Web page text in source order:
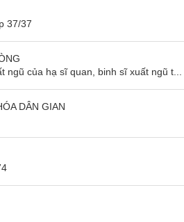
37/37
ngũ của hạ sĩ quan, binh sĩ xuất ngũ t...
DÂN GIAN